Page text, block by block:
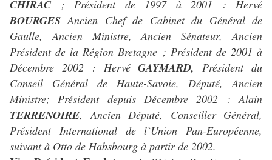
CHIRAC ; Président de 1997 à 2001 : Hervé
BOURGES Ancien Chef de Cabinet du Général de
Gaulle, Ancien Ministre, Ancien Sénateur, Ancien
Président de la Région Bretagne ; Président de 2001 à
Décembre 2002 : HervéGAYMARD, Président du
Conseil Général de Haute-Savoie, Député, Ancien
Ministre; Président depuis Décembre 2002 : Alain
TERRENOIRE, Ancien Député, Conseiller Général,
Président International de l`Union Pan-Européenne,
suivant à Otto de Habsbourg à partir de 2002.